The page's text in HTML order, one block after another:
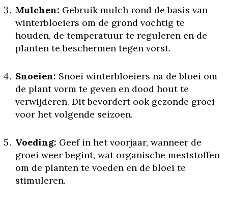
Mulchen: Gebruik mulch rond de basis van
winterbloeiers om de grond vochtig te
houden, de temperatuur te reguleren en de
planten te beschermen tegen vorst.
Snoeien: Snoei winterbloeiers na de bloei om
de plant vorm te geven en dood hout te
verwijderen. Dit bevordert ook gezonde groei
voor het volgende seizoen.
Voeding: Geef in het voorjaar, wanneer de
groei weer begint, wat organische meststoffen
om de planten te voeden en de bloei te
stimuleren.